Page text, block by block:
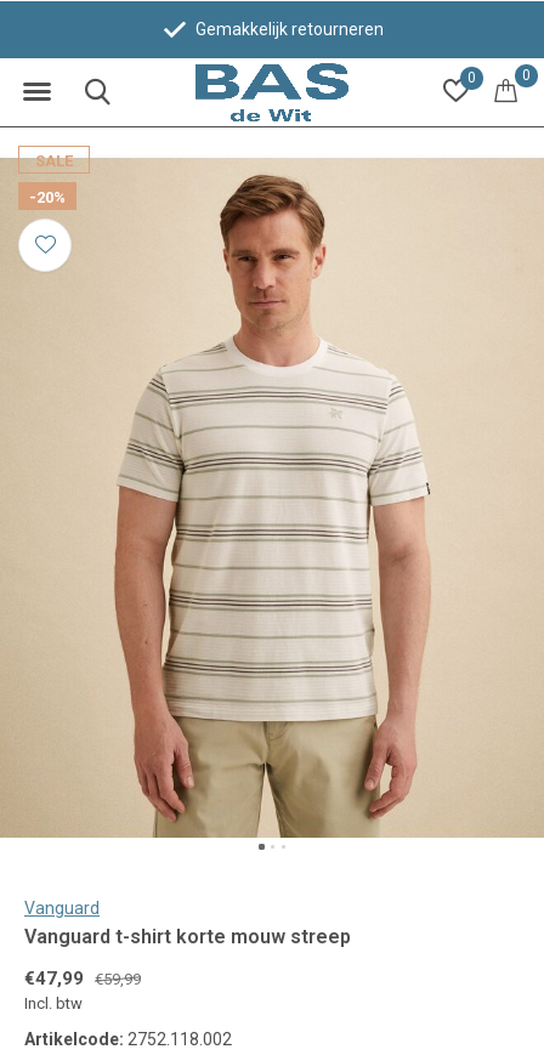
0 0
Gemakkelijk retourneren
SALE
-20%
Vanguard
Vanguard t-shirt korte mouw streep
€47,99
€59,99
Incl. btw
Artikelcode: 2752.118.002